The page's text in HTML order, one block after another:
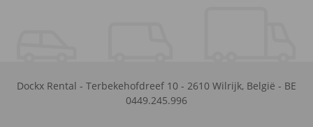
Dockx Rental - Terbekehofdreef 10 - 2610 Wilrijk, België - BE
0449.245.996